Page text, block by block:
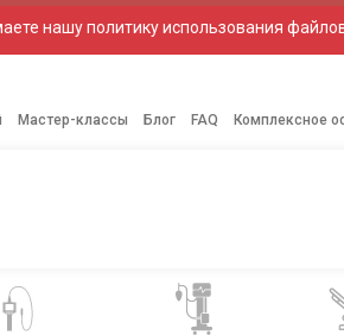
нашу политику использования
Мастер-классы Блог FAQ Комплексное